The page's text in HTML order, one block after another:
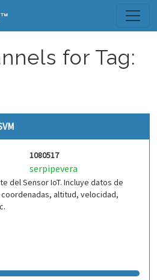
for Tag:
1080517
serpipevera
del Sensor IoT. Incluye datos de
altitud, velocidad,